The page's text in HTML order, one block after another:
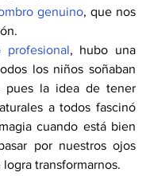
genuino, que nos
profesional, hubo una
los niños soñaban
pues la idea de tener
a todos fascinó
cuando está bien
por nuestros ojos
transformarnos.